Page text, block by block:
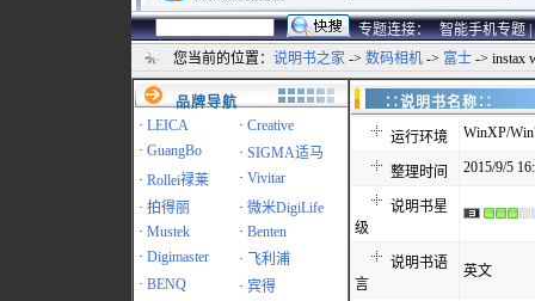
专题连接： 智能手机专题 |
您当前的位置： 说明书之家 -> 数码相机 -> 富士 -> instax
品牌导航
· LEICA · Creative
· GuangBo · SIGMA适马
· Rollei禄莱 · Vivitar
· 拍得丽 · 微米DigiLife
· Mustek · Benten
· Digimaster ·
飞利浦
· BENQ · 宾得
∷说明书名
运行环境 WinXP/
整理时间 2015/9/5
说明书星
级
说明书语
言
英文